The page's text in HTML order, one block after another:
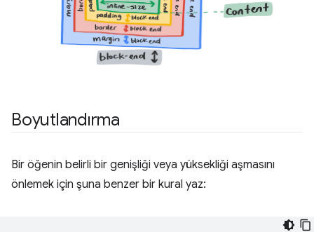
Boyutlandırma
Bir öğenin belirli bir genişliği veya yüksekliği aşmasını
önlemek için şuna benzer bir kural yaz: